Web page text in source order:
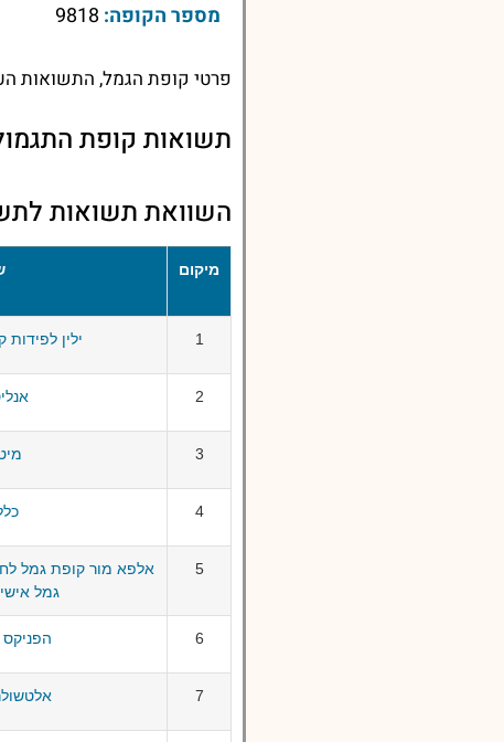
מספר הקופה:
פרטי קופת הגמל, התשואות
תשואות קופת
השוואת תשואות
מיקום
1 ילין
2
3
4
5
אלפא מור קופת גמל
גמל
6
7